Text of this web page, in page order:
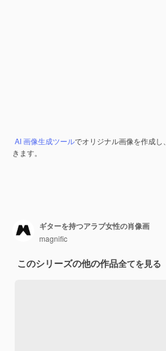
AI 画像生成ツールでオリジナル画像を作成し、
きます。
ギターを持つアラブ女性の肖像画
magnific
このシリーズの他の作品全てを見る